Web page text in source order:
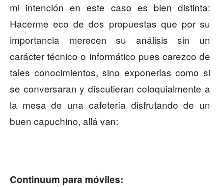
mi intención en este caso es bien distinta:
Hacerme eco de dos propuestas que por su
importancia merecen su análisis sin un
carácter técnico o informático pues carezco de
tales conocimientos, sino exponerlas como si
se conversaran y discutieran coloquialmente a
la mesa de una cafetería disfrutando de un
buen capuchino, allá van:
Continuum para móviles: